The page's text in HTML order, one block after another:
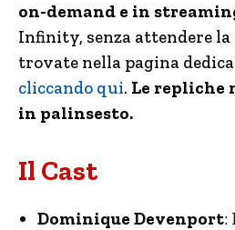
on-demand e in
Infinity, senza attendere la
trovate nella pagina
cliccando qui. Le repliche
in palinsesto.
Il Cast
Dominique Devenport: